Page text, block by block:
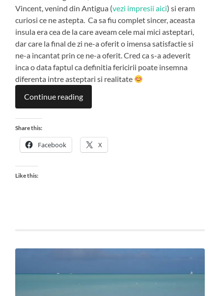
Vincent, venind din Antigua (vezi impresii aici) si eram
curiosi ce ne astepta. Ca sa fiu complet sincer, aceasta
insula era cea de la care aveam cele mai mici asteptari,
dar care la final de zi ne-a oferit o imensa satisfactie si
ne-a incantat prin ce ne-a oferit. Cred ca s-a adeverit
inca o data faptul ca definitia fericirii poate insemna
diferenta intre asteptari si realitate
Continue reading
Share this:
Facebook X
Like this: